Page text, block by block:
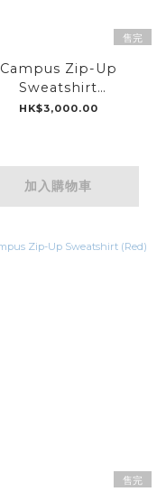
售完
Campus Zip-Up
Sweatshirt
(White/Grey)
HK$3,000.00
加入購物車
售完